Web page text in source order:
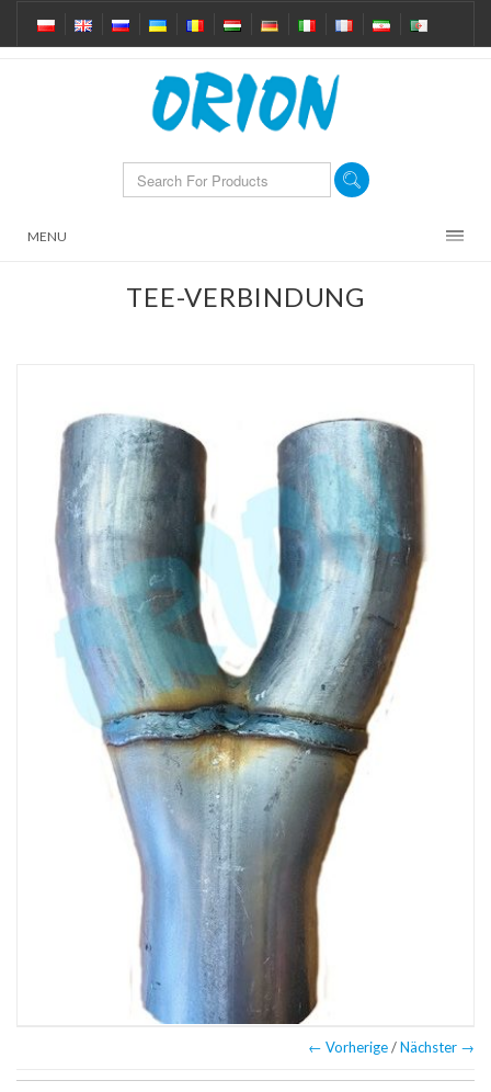
MENU
TEE-VERBINDUNG
← Vorherige/Nächster →